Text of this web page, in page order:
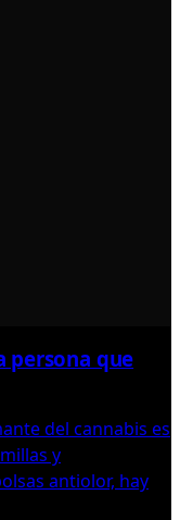
persona que
del cannabis es
y
antiolor, hay